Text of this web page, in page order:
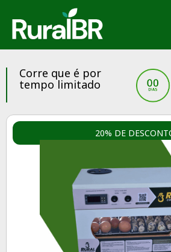
Corre que é por
tempo limitado
20% DE